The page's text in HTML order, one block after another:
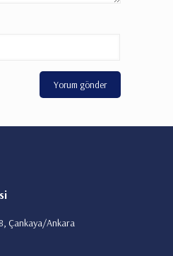
Çankaya/Ankara